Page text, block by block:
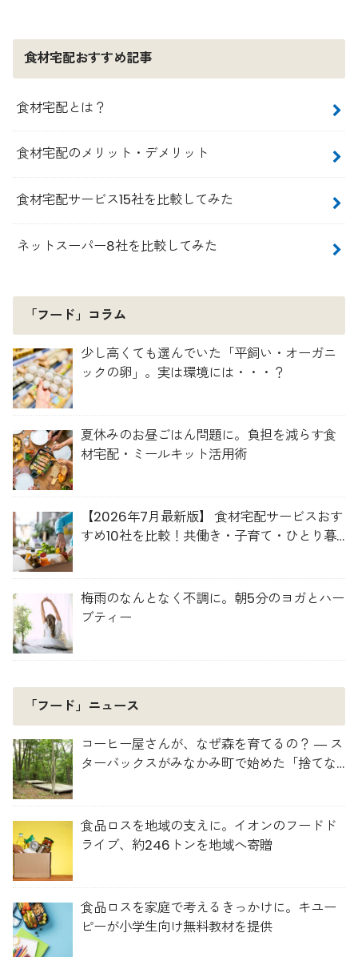
食材宅配おすすめ記事
食材宅配とは？
食材宅配のメリット・デメリット
食材宅配サービス15社を比較してみた
ネットスーパー8社を比較してみた
「フード」コラム
少し高くても選んでいた「平飼い・オーガニ
ックの卵」。実は環境には・・・？
夏休みのお昼ごはん問題に。負担を減らす食
材宅配・ミールキット活用術
【2026年7月最新版】 食材宅配サービスおす
すめ10社を比較！共働き・子育て・ひとり暮
梅雨のなんとなく不調に。朝5分のヨガとハー
ブティー
「フード」ニュース
コーヒー屋さんが、なぜ森を育てるの？ ― ス
ターバックスがみなかみ町で始めた「捨てな
食品ロスを地域の支えに。イオンのフードド
ライブ、約246トンを地域へ寄贈
食品ロスを家庭で考えるきっかけに。キユー
ピーが小学生向け無料教材を提供